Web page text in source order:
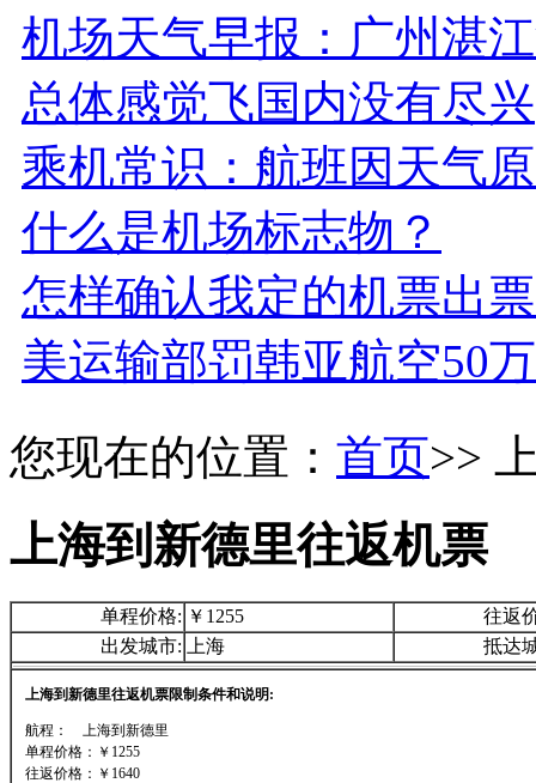
机场天气早报：广州湛
总体感觉飞国内没有尽兴
乘机常识：航班因天气
什么是机场标志物？
怎样确认我定的机票出
美运输部罚韩亚航空50
您现在的位置： 首页>>
上海到新德里往返机票
单程价格: ￥1255
往返
出发城市:
上海 抵达
上海到新德里往返机票限制条件和说明:
航程： 上海到新德里
单程价格：￥1255
往返价格：￥1640